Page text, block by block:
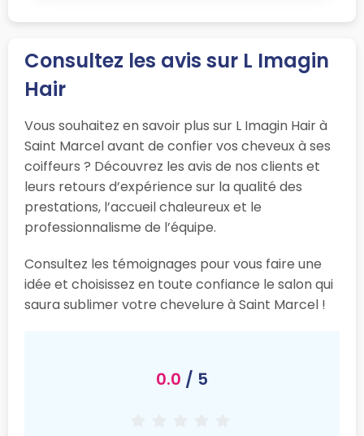
Consultez les avis sur L Imagin
Hair
Vous souhaitez en savoir plus sur L Imagin Hair à
Saint Marcel avant de confier vos cheveux à ses
coiffeurs ? Découvrez les avis de nos clients et
leurs retours d’expérience sur la qualité des
prestations, l’accueil chaleureux et le
professionnalisme de l’équipe.
Consultez les témoignages pour vous faire une
idée et choisissez en toute confiance le salon qui
saura sublimer votre chevelure à Saint Marcel !
0.0 / 5